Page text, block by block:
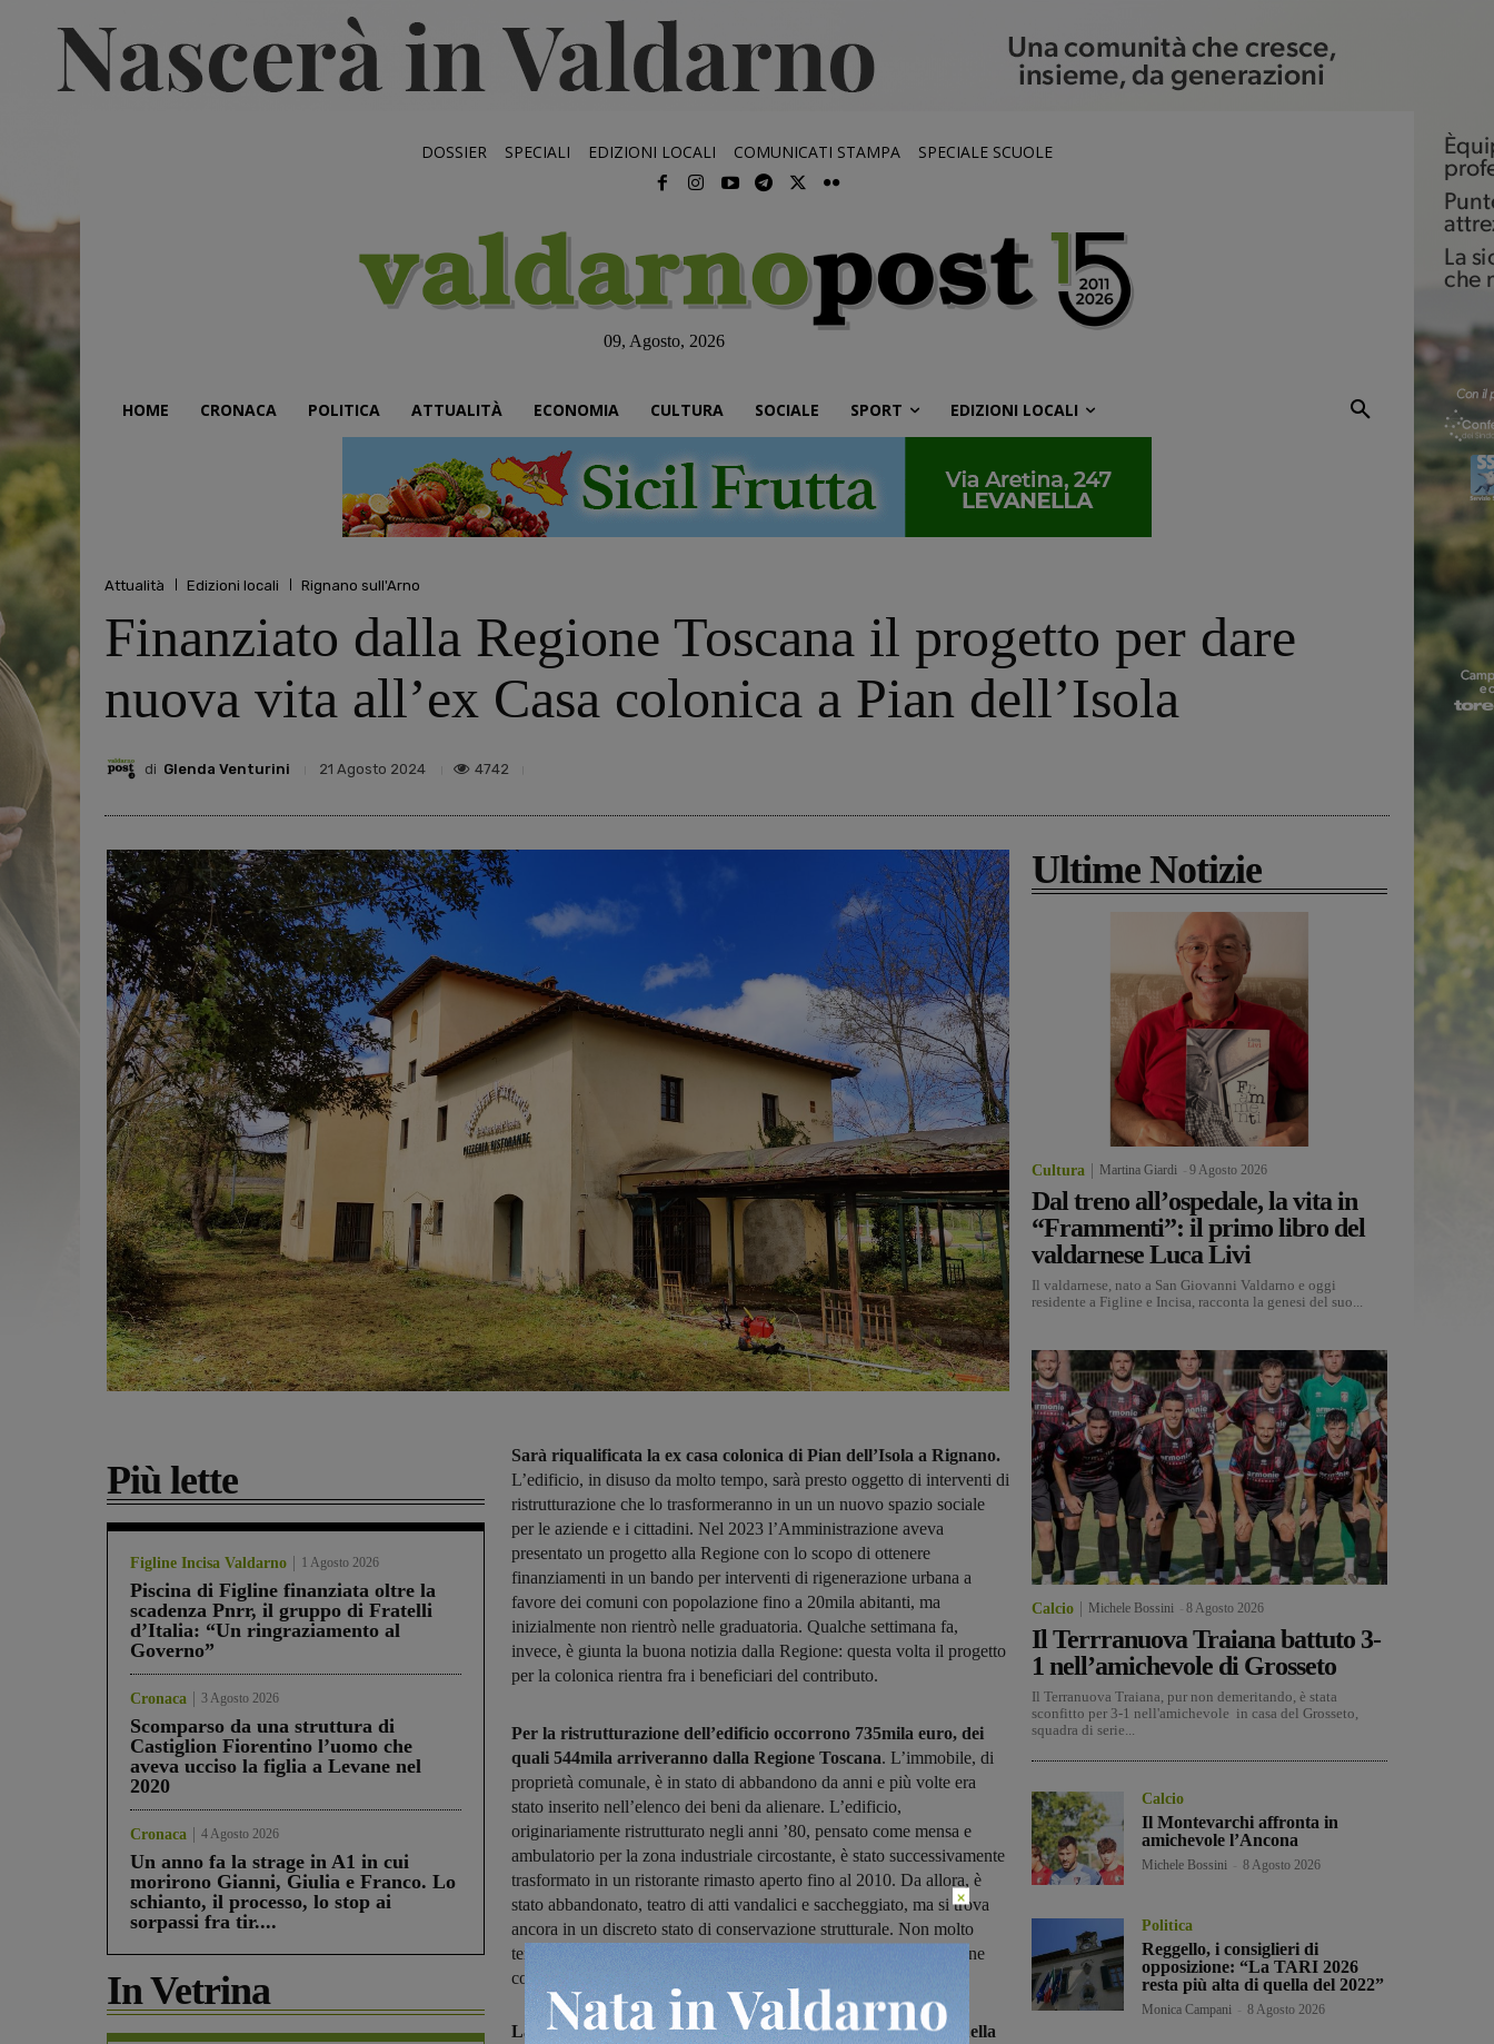
DOSSIER SPECIALI EDIZIONI LOCALI COMUNICATI STAMPA SPECIALE SCUOLE
09, Agosto, 2026
HOME CRONACA POLITICA ATTUALITÀ ECONOMIA CULTURA SOCIALE SPORT EDIZIONI LOCALI
Attualità Edizioni locali Rignano sull'Arno
Finanziato dalla Regione Toscana il progetto per dare
nuova vita all’ex Casa colonica a Pian dell’Isola
di Glenda Venturini 21 Agosto 2024 4742
Più lette
Figline Incisa Valdarno 1 Agosto 2026
Piscina di Figline finanziata oltre la
scadenza Pnrr, il gruppo di Fratelli
d’Italia: “Un ringraziamento al
Governo”
Cronaca 3 Agosto 2026
Scomparso da una struttura di
Castiglion Fiorentino l’uomo che
aveva ucciso la figlia a Levane nel
2020
Cronaca 4 Agosto 2026
Un anno fa la strage in A1 in cui
morirono Gianni, Giulia e Franco. Lo
schianto, il processo, lo stop ai
sorpassi fra tir....
In Vetrina
Sarà riqualificata la ex casa colonica di Pian dell’Isola a Rignano.
L’edificio, in disuso da molto tempo, sarà presto oggetto di interventi di
ristrutturazione che lo trasformeranno in un un nuovo spazio sociale
per le aziende e i cittadini. Nel 2023 l’Amministrazione aveva
presentato un progetto alla Regione con lo scopo di ottenere
finanziamenti in un bando per interventi di rigenerazione urbana a
favore dei comuni con popolazione fino a 20mila abitanti, ma
inizialmente non rientrò nelle graduatoria. Qualche settimana fa,
invece, è giunta la buona notizia dalla Regione: questa volta il progetto
per la colonica rientra fra i beneficiari del contributo.
Per la ristrutturazione dell’edificio occorrono 735mila euro, dei
quali 544mila arriveranno dalla Regione Toscana. L’immobile, di
proprietà comunale, è in stato di abbandono da anni e più volte era
stato inserito nell’elenco dei beni da alienare. L’edificio,
originariamente ristrutturato negli anni ’80, pensato come mensa e
ambulatorio per la zona industriale circostante, è stato successivamente
trasformato in un ristorante rimasto aperto fino al 2010. Da allora, è
stato abbandonato, teatro di atti vandalici e saccheggiato, ma si trova
ancora in un discreto stato di conservazione strutturale. Non molto
tempo fa l’area esterna è stata ripulita dal Comune in collaborazione
con la Vab e con i cacciatori.
La volontà dell’Amministrazione comunale è sempre stata quella
Ultime Notizie
Cultura Martina Giardi 9 Agosto 2026
Dal treno all’ospedale, la vita in
“Frammenti”: il primo libro del
valdarnese Luca Livi
Il valdarnese, nato a San Giovanni Valdarno e oggi
residente a Figline e Incisa, racconta la genesi del suo...
Calcio Michele Bossini 8 Agosto 2026
Il Terrranuova Traiana battuto 3-
1 nell’amichevole di Grosseto
Il Terranuova Traiana, pur non demeritando, è stata
sconfitto per 3-1 nell'amichevole in casa del Grosseto,
squadra di serie...
Calcio
Il Montevarchi affronta in
amichevole l’Ancona
Michele Bossini 8 Agosto 2026
Politica
Reggello, i consiglieri di
opposizione: “La TARI 2026
resta più alta di quella del 2022”
Monica Campani 8 Agosto 2026
×